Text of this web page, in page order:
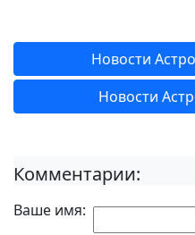
Новости
Новости
Комментарии:
Ваше имя: